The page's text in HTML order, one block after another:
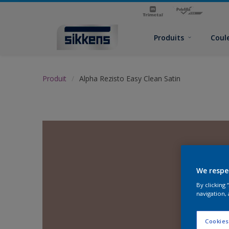
Produits
Produit Alpha Rezisto Easy Clean Satin
We
By clicking
navigation,